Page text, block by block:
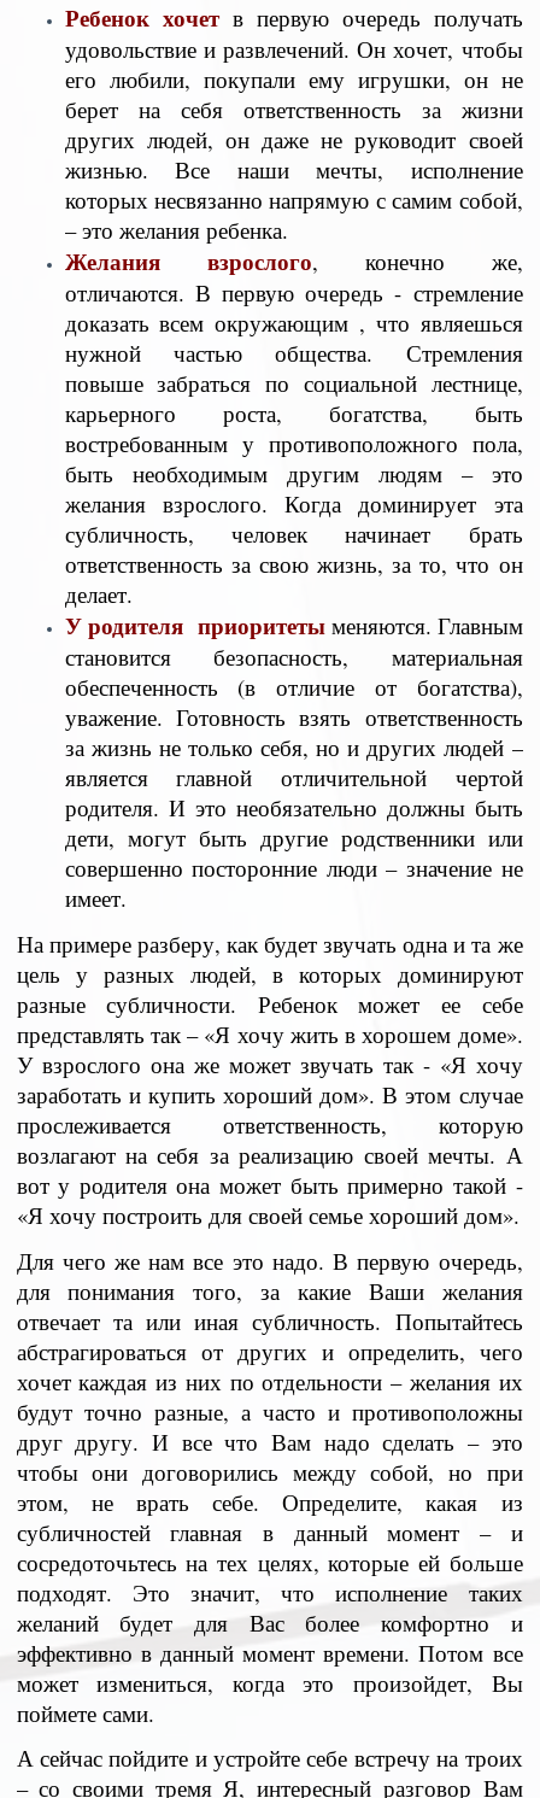
Ребенок хочетв первую очередь получать
удовольствие и развлечений. Он хочет, чтобы
его любили, покупали ему игрушки, он не
берет на себя ответственность за жизни
других людей, он даже не руководит своей
жизнью. Все наши мечты, исполнение
которых несвязанно напрямую с самим собой,
– это желания ребенка.
Желания взрослого, конечно же,
отличаются. В первую очередь - стремление
доказать всем окружающим , что являешься
нужной частью общества. Стремления
повыше забраться по социальной лестнице,
карьерного роста, богатства, быть
востребованным у противоположного пола,
быть необходимым другим людям – это
желания взрослого. Когда доминирует эта
субличность, человек начинает брать
ответственность за свою жизнь, за то, что он
делает.
У родителя приоритетыменяются. Главным
становится безопасность, материальная
обеспеченность (в отличие от богатства),
уважение. Готовность взять ответственность
за жизнь не только себя, но и других людей –
является главной отличительной чертой
родителя. И это необязательно должны быть
дети, могут быть другие родственники или
совершенно посторонние люди – значение не
имеет.
На примере разберу, как будет звучать одна и та же
цель у разных людей, в которых доминируют
разные субличности. Ребенок может ее себе
представлять так – «Я хочу жить в хорошем доме».
У взрослого она же может звучать так - «Я хочу
заработать и купить хороший дом». В этом случае
прослеживается ответственность, которую
возлагают на себя за реализацию своей мечты. А
вот у родителя она может быть примерно такой -
«Я хочу построить для своей семье хороший дом».
Для чего же нам все это надо. В первую очередь,
для понимания того, за какие Ваши желания
отвечает та или иная субличность. Попытайтесь
абстрагироваться от других и определить, чего
хочет каждая из них по отдельности – желания их
будут точно разные, а часто и противоположны
друг другу. И все что Вам надо сделать – это
чтобы они договорились между собой, но при
этом, не врать себе. Определите, какая из
субличностей главная в данный момент – и
сосредоточьтесь на тех целях, которые ей больше
подходят. Это значит, что исполнение таких
желаний будет для Вас более комфортно и
эффективно в данный момент времени. Потом все
может измениться, когда это произойдет, Вы
поймете сами.
А сейчас пойдите и устройте себе встречу на троих
– со своими тремя Я, интересный разговор Вам